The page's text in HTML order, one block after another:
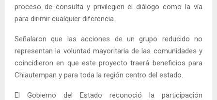
proceso de consulta y privilegien el diálogo como la vía
para dirimir cualquier diferencia.
Señalaron que las acciones de un grupo reducido no
representan la voluntad mayoritaria de las comunidades y
coincidieron en que este proyecto traerá beneficios para
Chiautempan y para toda la región centro del estado.
El Gobierno del Estado reconoció la participación